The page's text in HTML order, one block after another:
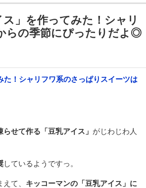
」を作ってみた！シャリ
らの季節にぴったりだよ◎
せて作る「豆乳アイス」 がじわじわ人
しているようですっ。
て、 キッコーマンの「豆乳アイス」に